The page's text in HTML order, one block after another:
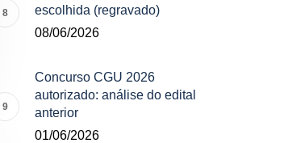
escolhida (regravado)
08/06/2026
Concurso CGU 2026
autorizado: análise do edital
anterior
01/06/2026